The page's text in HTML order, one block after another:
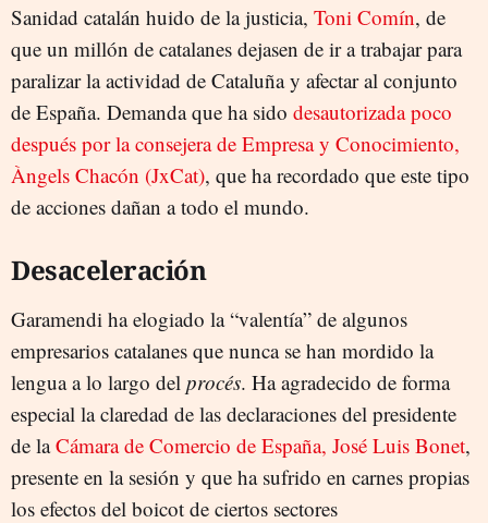
Sanidad catalán huido de la justicia, Toni Comín, de
que un millón de catalanes dejasen de ir a trabajar para
paralizar la actividad de Cataluña y afectar al conjunto
de España. Demanda que ha sido desautorizada poco
después por la consejera de Empresa y Conocimiento,
Àngels Chacón (JxCat), que ha recordado que este tipo
de acciones dañan a todo el mundo.
Desaceleración
Garamendi ha elogiado la “valentía” de algunos
empresarios catalanes que nunca se han mordido la
lengua a lo largo del procés. Ha agradecido de forma
especial la claredad de las declaraciones del presidente
de laCámara de Comercio de España, José Luis Bonet,
presente en la sesión y que ha sufrido en carnes propias
los efectos del boicot de ciertos sectores